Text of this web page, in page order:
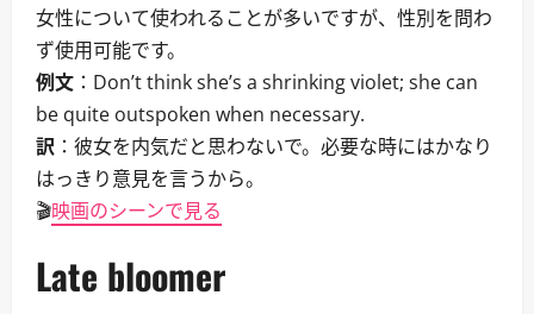
女性について使われることが多いですが、性別を問わ
ず使用可能です。
例文 ：Don’t think she’s a shrinking violet; she can
be quite outspoken when necessary.
訳 ：彼女を内気だと思わないで。必要な時にはかなり
はっきり意見を言うから。
🎬映画のシーンで見る
Late bloomer